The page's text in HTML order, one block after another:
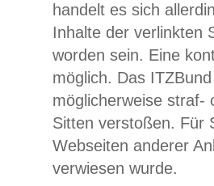
handelt es sich
Inhalte der verlinkten
worden sein. Eine
möglich. Das
möglicherweise straf-
Sitten verstoßen. Für
Webseiten anderer
verwiesen wurde.